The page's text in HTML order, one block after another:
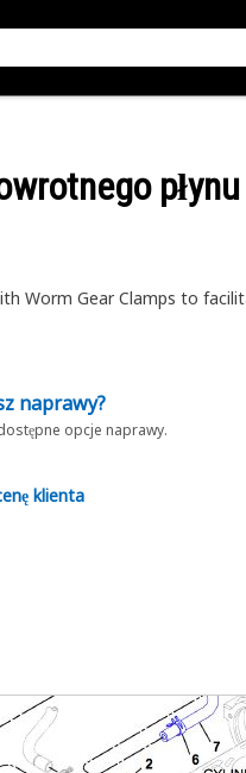
Worm Gear Clamps to
naprawy?
opcje naprawy.
klienta